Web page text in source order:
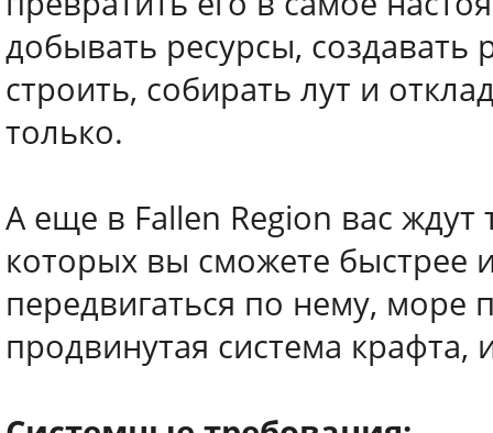
добывать ресурсы,
строить, собирать лут и
только.
А еще в Fallen Region вас
которых вы сможете
передвигаться по нему, море
продвинутая система крафта,